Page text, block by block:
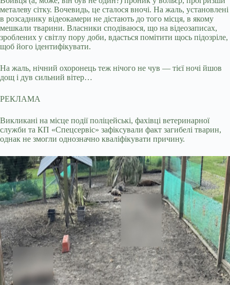
металеву сітку. Вочевидь, це сталося вночі. На жаль, установлені
в розсаднику відеокамери не дістають до того місця, в якому
мешкали тварини. Власники сподіваюся, що на відеозаписах,
зроблених у світлу пору доби, вдасться помітити щось підозріле,
щоб його ідентифікувати.
На жаль, нічний охоронець теж нічого не чув — тієї ночі йшов
дощ і дув сильний вітер…
РЕКЛАМА
Викликані на місце події поліцейські, фахівці ветеринарної
служби та КП «Спецсервіс» зафіксували факт загибелі тварин,
однак не змогли однозначно кваліфікувати причину.